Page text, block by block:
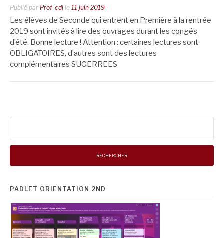
Publié par Prof-cdi le 11 juin 2019
Les élèves de Seconde qui entrent en Première à la rentrée
2019 sont invités à lire des ouvrages durant les congés
d’été. Bonne lecture ! Attention : certaines lectures sont
OBLIGATOIRES, d’autres sont des lectures
complémentaires SUGERREES
PADLET ORIENTATION 2ND